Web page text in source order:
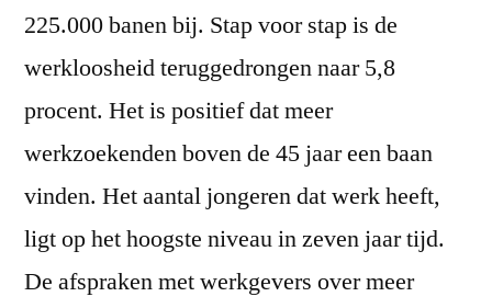
225.000 banen bij. Stap voor stap is de
werkloosheid teruggedrongen naar 5,8
procent. Het is positief dat meer
werkzoekenden boven de 45 jaar een baan
vinden. Het aantal jongeren dat werk heeft,
ligt op het hoogste niveau in zeven jaar tijd.
De afspraken met werkgevers over meer